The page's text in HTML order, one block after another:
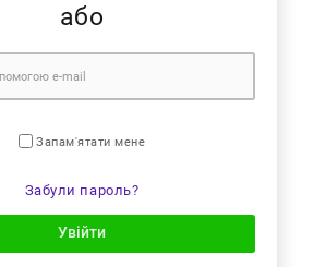
або
Запам'ятати мене
Забули пароль?
Увійти